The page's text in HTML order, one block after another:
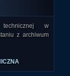
technicznej w
z archiwum